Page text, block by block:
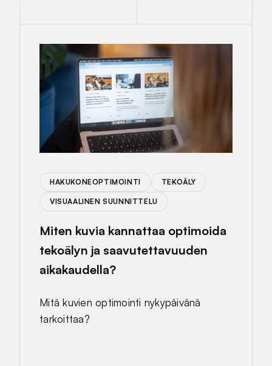
HAKUKONEOPTIMOINTI TEKOÄLY
VISUAALINEN SUUNNITTELU
Miten kuvia kannattaa optimoida
tekoälyn ja saavutettavuuden
aikakaudella?
Mitä kuvien optimointi nykypäivänä
tarkoittaa?